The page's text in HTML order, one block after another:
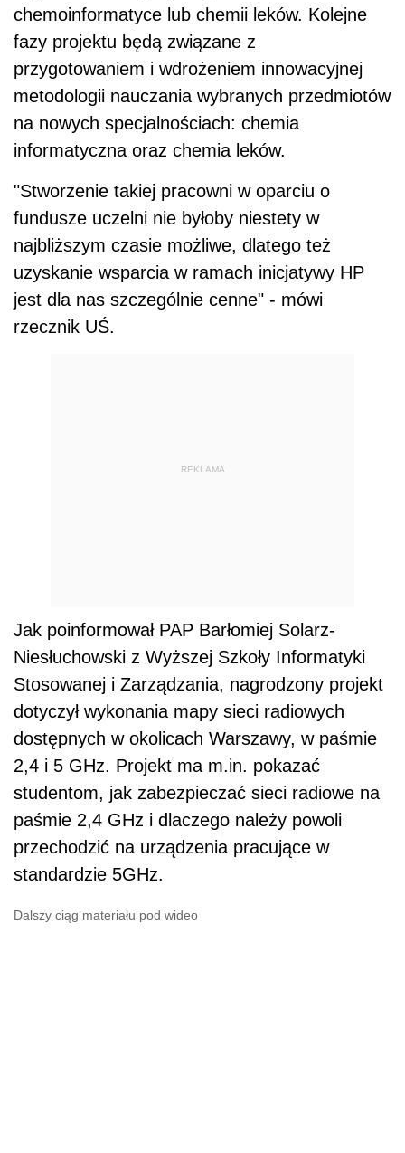
chemoinformatyce lub chemii leków. Kolejne
fazy projektu będą związane z
przygotowaniem i wdrożeniem innowacyjnej
metodologii nauczania wybranych przedmiotów
na nowych specjalnościach: chemia
informatyczna oraz chemia leków.
"Stworzenie takiej pracowni w oparciu o
fundusze uczelni nie byłoby niestety w
najbliższym czasie możliwe, dlatego też
uzyskanie wsparcia w ramach inicjatywy HP
jest dla nas szczególnie cenne" - mówi
rzecznik UŚ.
REKLAMA
Jak poinformował PAP Barłomiej Solarz-
Niesłuchowski z Wyższej Szkoły Informatyki
Stosowanej i Zarządzania, nagrodzony projekt
dotyczył wykonania mapy sieci radiowych
dostępnych w okolicach Warszawy, w paśmie
2,4 i 5 GHz. Projekt ma m.in. pokazać
studentom, jak zabezpieczać sieci radiowe na
paśmie 2,4 GHz i dlaczego należy powoli
przechodzić na urządzenia pracujące w
standardzie 5GHz.
Dalszy ciąg materiału pod wideo